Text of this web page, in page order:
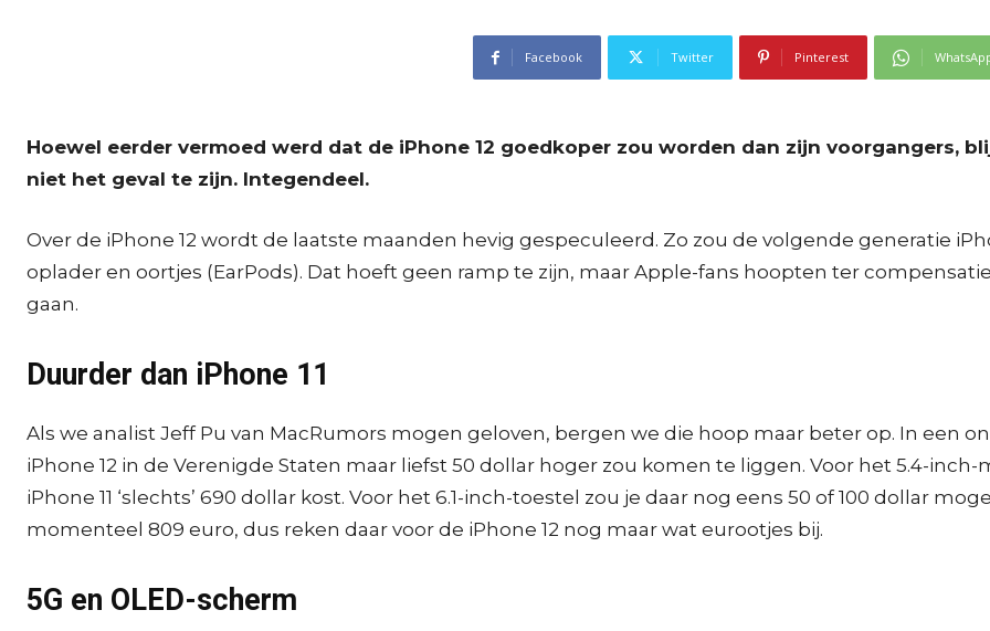
Facebook Twitter Pinterest
Hoewel eerder vermoed werd dat de iPhone 12 goedkoper zou worden dan zijn voorgangers,
niet het geval te zijn. Integendeel.
Over de iPhone 12 wordt de laatste maanden hevig gespeculeerd. Zo zou de volgende generatie
oplader en oortjes (EarPods). Dat hoeft geen ramp te zijn, maar Apple-fans hoopten ter
gaan.
Duurder dan iPhone 11
Als we analist Jeff Pu van MacRumors mogen geloven, bergen we die hoop maar beter op. In een
iPhone 12 in de Verenigde Staten maar liefst 50 dollar hoger zou komen te liggen. Voor het 5.4-
iPhone 11 ‘slechts’ 690 dollar kost. Voor het 6.1-inch-toestel zou je daar nog eens 50 of 100 dollar
momenteel 809 euro, dus reken daar voor de iPhone 12 nog maar wat eurootjes bij.
5G en OLED-scherm